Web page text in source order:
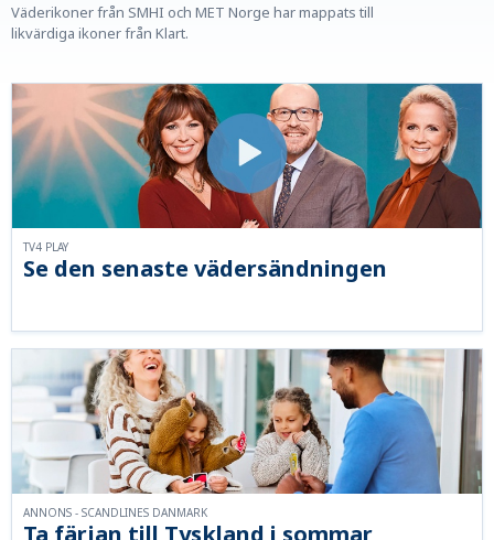
Väderikoner från SMHI och MET Norge har mappats till
likvärdiga ikoner från Klart.
Se den senaste vädersändningen
TV4 PLAY
ANNONS - SCANDLINES DANMARK